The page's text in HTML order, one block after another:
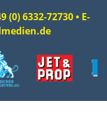
(0) 6332-72730 • E-